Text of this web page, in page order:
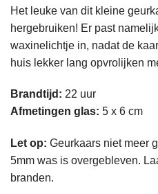
Het leuke van dit kleine
hergebruiken! Er past
waxinelichtje in, nadat de
huis lekker lang opvrolijken
Brandtijd: 22 uur
Afmetingen glas: 5 x 6 cm
Let op: Geurkaars niet meer
5mm was is overgebleven.
branden.